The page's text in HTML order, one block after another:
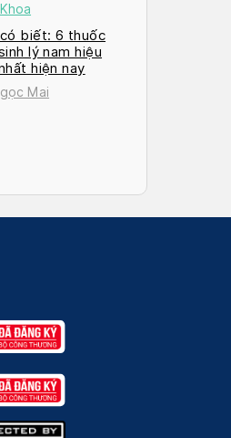
biết: 6 thuốc
lý nam hiệu
hiện nay
Mai